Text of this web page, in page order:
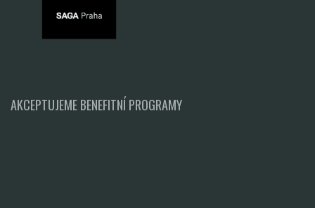
AKCEPTUJEME BENEFITNÍ PROGRAMY